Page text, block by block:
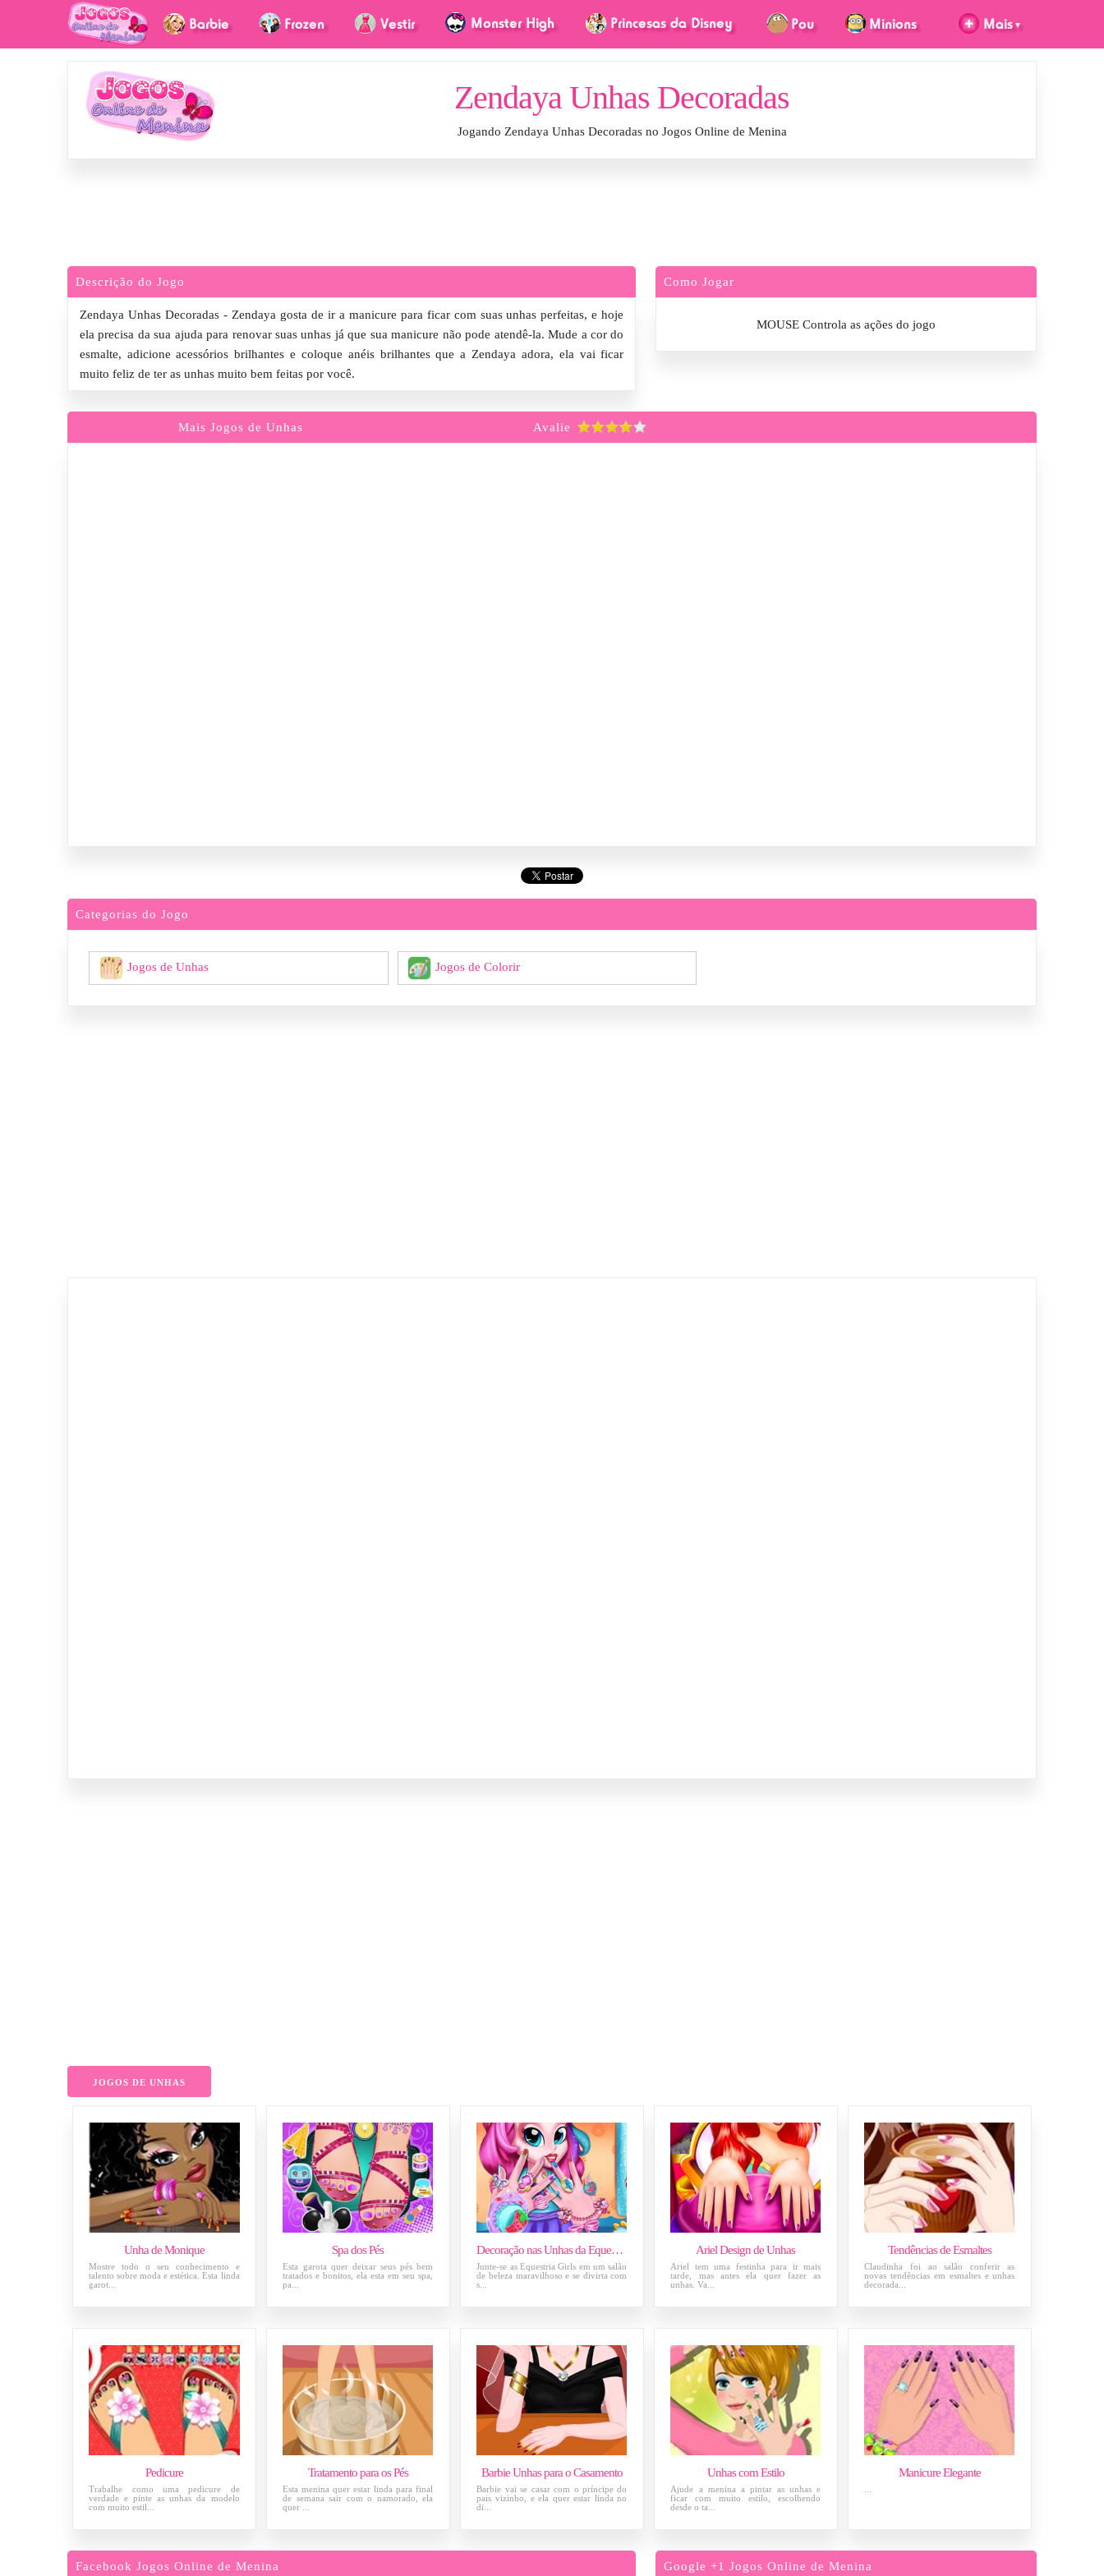
Zendaya Unhas Decoradas
Jogando Zendaya Unhas Decoradas no Jogos Online de Menina
Descrição do Jogo
Zendaya Unhas Decoradas - Zendaya gosta de ir a manicure para ficar com suas unhas perfeitas, e hoje
ela precisa da sua ajuda para renovar suas unhas já que sua manicure não pode atendê-la. Mude a cor do
esmalte, adicione acessórios brilhantes e coloque anéis brilhantes que a Zendaya adora, ela vai ficar
muito feliz de ter as unhas muito bem feitas por você.
Como Jogar
MOUSE Controla as ações do jogo
Mais Jogos de Unhas Avalie
Categorias do Jogo
Jogos de Unhas Jogos de Colorir
JOGOS DE UNHAS
Unha de Monique
Mostre todo o seu conhecimento e
talento sobre moda e estética. Esta linda
garot...
Spa dos Pés
Esta garota quer deixar seus pés bem
tratados e bonitos, ela esta em seu spa,
pa...
Decoração nas Unhas da Equestria Girls Pinkie Pie
Junte-se as Equestria Girls em um salão
de beleza maravilhoso e se divirta com
s...
Ariel Design de Unhas
Ariel tem uma festinha para ir mais
tarde, mas antes ela quer fazer as
unhas. Va...
Tendências de Esmaltes
Claudinha foi ao salão conferir as
novas tendências em esmaltes e unhas
decorada...
Pedicure
Trabalhe como uma pedicure de
verdade e pinte as unhas da modelo
com muito estil...
Tratamento para os Pés
Esta menina quer estar linda para final
de semana sair com o namorado, ela
quer ...
Barbie Unhas para o Casamento
Barbie vai se casar com o príncipe do
pais vizinho, e ela quer estar linda no
di...
Unhas com Estilo
Ajude a menina a pintar as unhas e
ficar com muito estilo, escolhendo
desde o ta...
Manicure Elegante
Facebook Jogos Online de Menina Google +1 Jogos Online de Menina